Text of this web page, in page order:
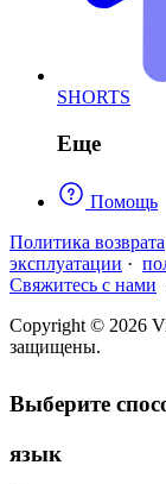
SHORTS
Еще
Помощь
Политика возврата
эксплуатации ·
Свяжитесь с нами
Copyright © 2026
защищены.
Выберите
язык